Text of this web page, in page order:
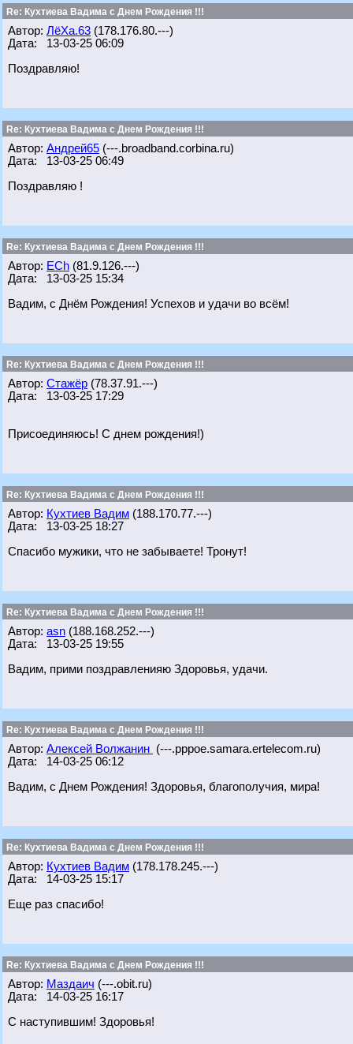
Re: Кухтиева Вадима с Днем Рождения !!!
Автор: ЛёХа.63 (178.176.80.---)
Дата: 13-03-25 06:09
Поздравляю!
Re: Кухтиева Вадима с Днем Рождения !!!
Автор: Андрей65 (---.broadband.corbina.ru)
Дата: 13-03-25 06:49
Поздравляю !
Re: Кухтиева Вадима с Днем Рождения !!!
Автор: ECh (81.9.126.---)
Дата: 13-03-25 15:34
Вадим, с Днём Рождения! Успехов и удачи во всём!
Re: Кухтиева Вадима с Днем Рождения !!!
Автор: Стажёр (78.37.91.---)
Дата: 13-03-25 17:29
Присоединяюсь! С днем рождения!)
Re: Кухтиева Вадима с Днем Рождения !!!
Автор: Кухтиев Вадим (188.170.77.---)
Дата: 13-03-25 18:27
Спасибо мужики, что не забываете! Тронут!
Re: Кухтиева Вадима с Днем Рождения !!!
Автор: asn (188.168.252.---)
Дата: 13-03-25 19:55
Вадим, прими поздравленияю Здоровья, удачи.
Re: Кухтиева Вадима с Днем Рождения !!!
Автор: Алексей Волжанин (---.pppoe.samara.ertelecom.ru)
Дата: 14-03-25 06:12
Вадим, с Днем Рождения! Здоровья, благополучия, мира!
Re: Кухтиева Вадима с Днем Рождения !!!
Автор: Кухтиев Вадим (178.178.245.---)
Дата: 14-03-25 15:17
Еще раз спасибо!
Re: Кухтиева Вадима с Днем Рождения !!!
Автор: Маздаич (---.obit.ru)
Дата: 14-03-25 16:17
С наступившим! Здоровья!